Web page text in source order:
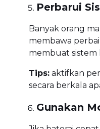
Perbarui
Banyak orang
membawa
membuat sistem
Tips: aktifkan
secara berkala
Gunakan